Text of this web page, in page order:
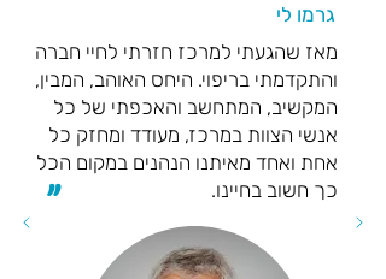
גרמו לי
מאז שהגעתי למרכז חזרתי לחיי חברה
והתקדמתי בריפוי. היחס האוהב, המבין,
המקשיב, המתחשב והאכפתי של כל
אנשי הצוות במרכז, מעודד ומחזק כל
אחת ואחד מאיתנו הנהנים במקום הכל
כך חשוב בחיינו.
"